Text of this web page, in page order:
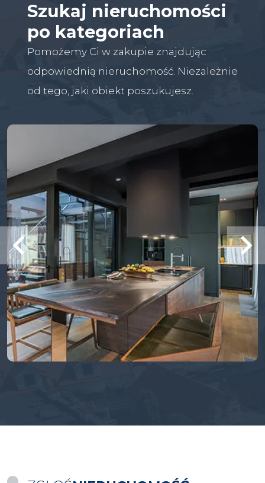
Szukaj nieruchomości
po kategoriach
Pomożemy Ci w zakupie znajdując
odpowiednią nieruchomość. Niezależnie
od tego, jaki obiekt poszukujesz.